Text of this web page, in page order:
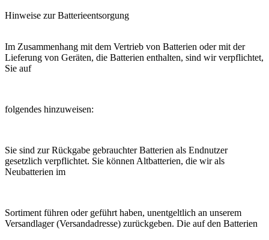
Hinweise zur Batterieentsorgung
Im Zusammenhang mit dem Vertrieb von Batterien oder mit der
Lieferung von Geräten, die Batterien enthalten, sind wir verpflichtet,
Sie auf
folgendes hinzuweisen:
Sie sind zur Rückgabe gebrauchter Batterien als Endnutzer
gesetzlich verpflichtet. Sie können Altbatterien, die wir als
Neubatterien im
Sortiment führen oder geführt haben, unentgeltlich an unserem
Versandlager (Versandadresse) zurückgeben. Die auf den Batterien